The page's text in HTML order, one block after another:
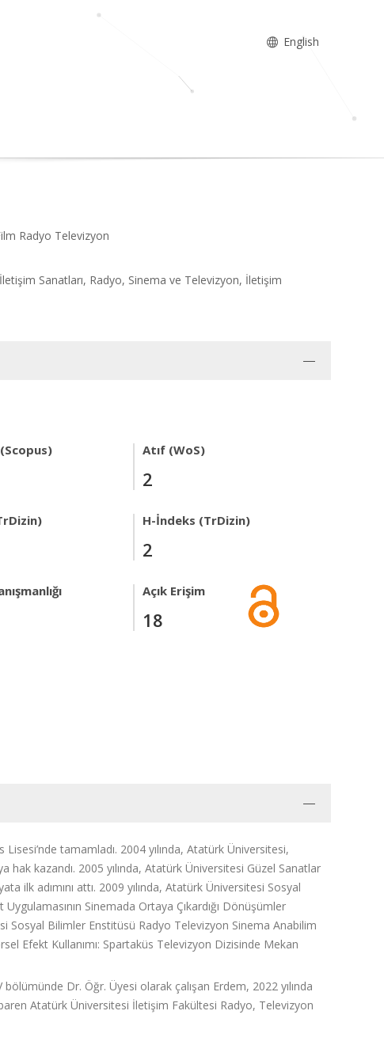
English
Radyo Televizyon
Sanatları, Radyo, Sinema ve Televizyon, İletişim
Atıf (WoS)
2
H-İndeks (TrDizin)
2
Açık Erişim
18
tamamladı. 2004 yılında, Atatürk Üniversitesi,
kazandı. 2005 yılında, Atatürk Üniversitesi Güzel Sanatlar
ilk adımını attı. 2009 yılında, Atatürk Üniversitesi Sosyal
Sinemada Ortaya Çıkardığı Dönüşümler
Sosyal Bilimler Enstitüsü Radyo Televizyon Sinema Anabilim
Efekt Kullanımı: Spartaküs Televizyon Dizisinde Mekan
Dr. Öğr. Üyesi olarak çalışan Erdem, 2022 yılında
Atatürk Üniversitesi İletişim Fakültesi Radyo, Televizyon